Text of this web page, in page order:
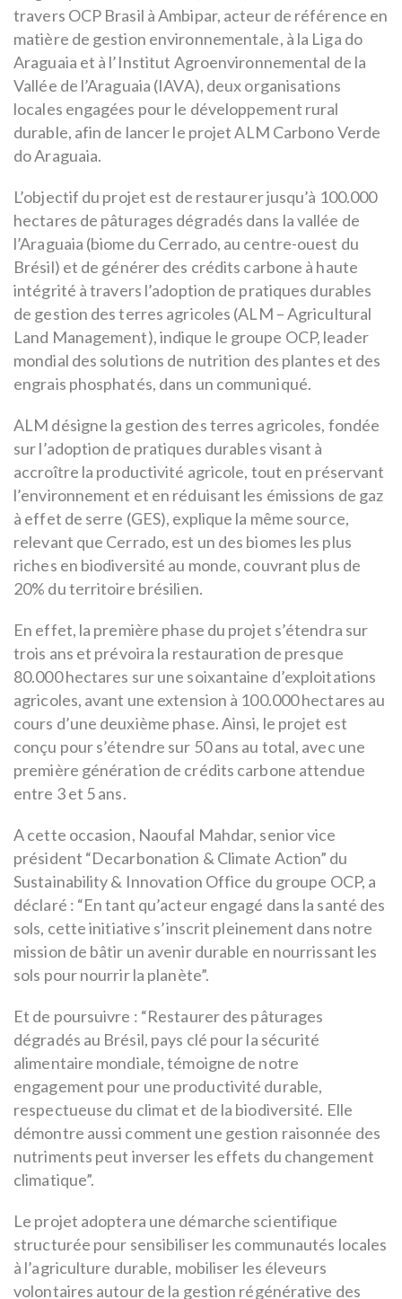
travers OCP Brasil à Ambipar, acteur de référence en
matière de gestion environnementale, à la Liga do
Araguaia et à l’Institut Agroenvironnemental de la
Vallée de l’Araguaia (IAVA), deux organisations
locales engagées pour le développement rural
durable, afin de lancer le projet ALM Carbono Verde
do Araguaia.
L’objectif du projet est de restaurer jusqu’à 100.000
hectares de pâturages dégradés dans la vallée de
l’Araguaia (biome du Cerrado, au centre-ouest du
Brésil) et de générer des crédits carbone à haute
intégrité à travers l’adoption de pratiques durables
de gestion des terres agricoles (ALM – Agricultural
Land Management), indique le groupe OCP, leader
mondial des solutions de nutrition des plantes et des
engrais phosphatés, dans un communiqué.
ALM désigne la gestion des terres agricoles, fondée
sur l’adoption de pratiques durables visant à
accroître la productivité agricole, tout en préservant
l’environnement et en réduisant les émissions de gaz
à effet de serre (GES), explique la même source,
relevant que Cerrado, est un des biomes les plus
riches en biodiversité au monde, couvrant plus de
20% du territoire brésilien.
En effet, la première phase du projet s’étendra sur
trois ans et prévoira la restauration de presque
80.000 hectares sur une soixantaine d’exploitations
agricoles, avant une extension à 100.000 hectares au
cours d’une deuxième phase. Ainsi, le projet est
conçu pour s’étendre sur 50 ans au total, avec une
première génération de crédits carbone attendue
entre 3 et 5 ans.
A cette occasion, Naoufal Mahdar, senior vice
président “Decarbonation & Climate Action” du
Sustainability & Innovation Office du groupe OCP, a
déclaré : “En tant qu’acteur engagé dans la santé des
sols, cette initiative s’inscrit pleinement dans notre
mission de bâtir un avenir durable en nourrissant les
sols pour nourrir la planète”.
Et de poursuivre : “Restaurer des pâturages
dégradés au Brésil, pays clé pour la sécurité
alimentaire mondiale, témoigne de notre
engagement pour une productivité durable,
respectueuse du climat et de la biodiversité. Elle
démontre aussi comment une gestion raisonnée des
nutriments peut inverser les effets du changement
climatique”.
Le projet adoptera une démarche scientifique
structurée pour sensibiliser les communautés locales
à l’agriculture durable, mobiliser les éleveurs
volontaires autour de la gestion régénérative des